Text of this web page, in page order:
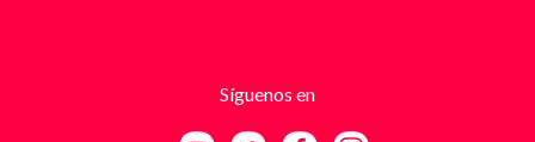
a las amenazas. Las exigencias económicas variaban
entre uno y cinco millones de pesos, dependiendo de
Síguenos en